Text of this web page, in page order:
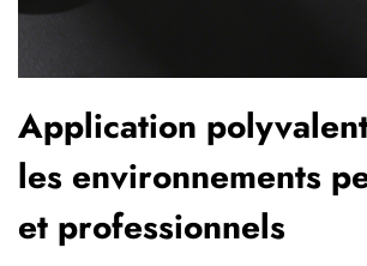
Application
les environnements
et professionnels